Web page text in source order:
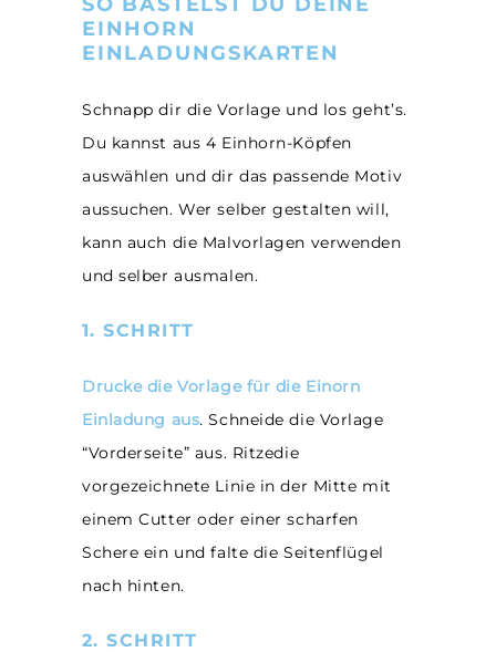
EINHORN
EINLADUNGSKARTEN
Schnapp dir die Vorlage und los geht’s.
Du kannst aus 4 Einhorn-Köpfen
auswählen und dir das passende Motiv
aussuchen. Wer selber gestalten will,
kann auch die Malvorlagen verwenden
und selber ausmalen.
1. SCHRITT
Drucke die Vorlage für die Einorn
Einladung aus. Schneide die Vorlage
“Vorderseite” aus. Ritzedie
vorgezeichnete Linie in der Mitte mit
einem Cutter oder einer scharfen
Schere ein und falte die Seitenflügel
nach hinten.
2. SCHRITT